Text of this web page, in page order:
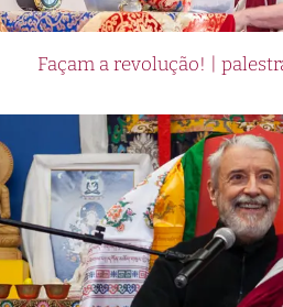
Façam a revolução! |